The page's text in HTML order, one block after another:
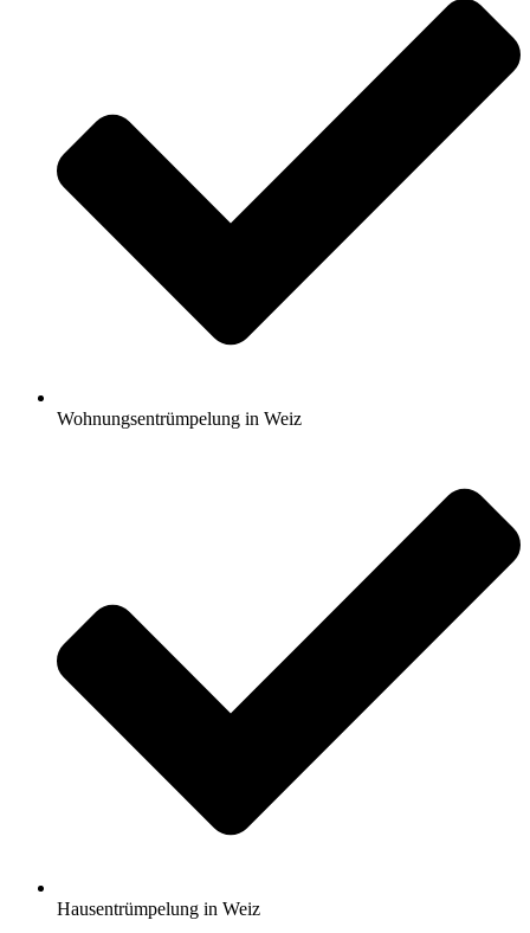
Wohnungsentrümpelung in Weiz
Hausentrümpelung in Weiz